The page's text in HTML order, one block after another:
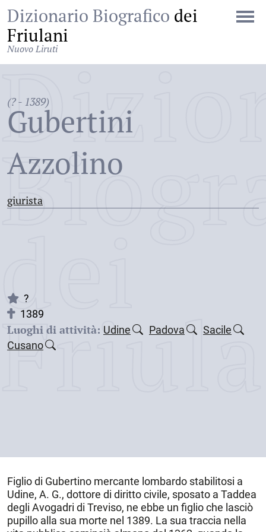
Dizionario Biografico dei
Friulani
Nuovo Liruti
(? - 1389)
Gubertini
Azzolino
giurista
dei
?
1389
Luoghi di attività: Udine Padova
Sacile
Cusano
Figlio di Gubertino mercante lombardo stabilitosi a
Udine, A. G., dottore di diritto civile, sposato a Taddea
degli Avogadri di Treviso, ne ebbe un figlio che lasciò
pupillo alla sua morte nel 1389. La sua traccia nella